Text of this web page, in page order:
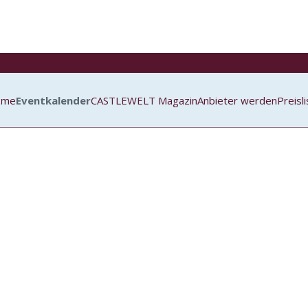
EventkalenderCASTLEWELT MagazinAnbieter werden